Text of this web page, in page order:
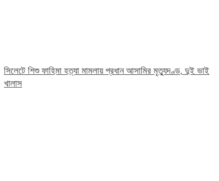
সিলেটে শিশু ফাহিমা হত্যা মামলায় প্রধান আসামির মৃত্যুদণ্ড, দুই ভাই
খালাস